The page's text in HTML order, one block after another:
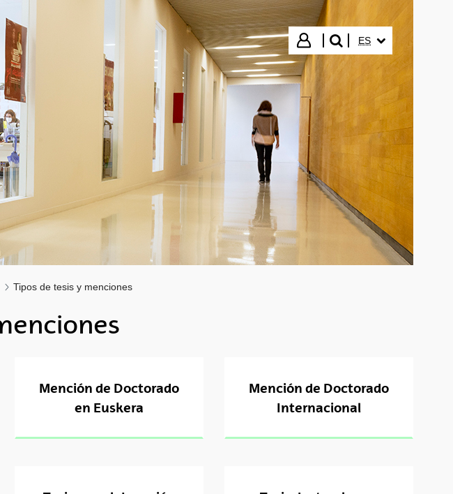
Iniciar sesión
buscar"
ES
Tipos de tesis y menciones
Mención de Doctorado
en Euskera
Mención de Doctorado
Internacional